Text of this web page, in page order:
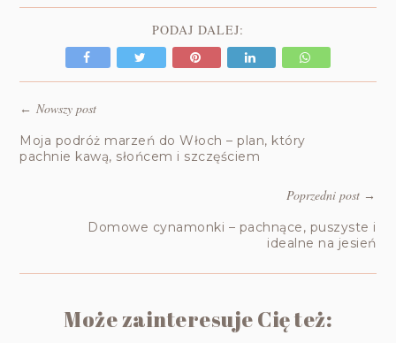
PODAJ DALEJ:
←Nowszy post
Moja podróż marzeń do Włoch – plan, który
pachnie kawą, słońcem i szczęściem
Poprzedni post→
Domowe cynamonki – pachnące, puszyste i
idealne na jesień
Może zainteresuje Cię też: